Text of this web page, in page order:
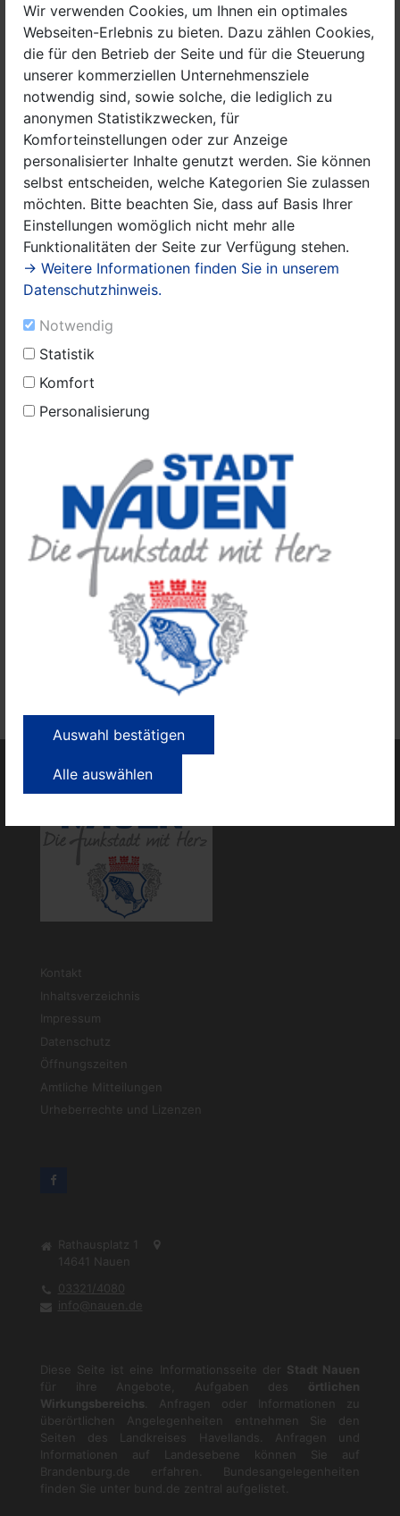
Wir verwenden Cookies, um Ihnen ein optimales
Webseiten-Erlebnis zu bieten. Dazu zählen Cookies,
die für den Betrieb der Seite und für die Steuerung
unserer kommerziellen Unternehmensziele
notwendig sind, sowie solche, die lediglich zu
anonymen Statistikzwecken, für
Komforteinstellungen oder zur Anzeige
personalisierter Inhalte genutzt werden. Sie können
selbst entscheiden, welche Kategorien Sie zulassen
möchten. Bitte beachten Sie, dass auf Basis Ihrer
Einstellungen womöglich nicht mehr alle
Funktionalitäten der Seite zur Verfügung stehen.
→ Weitere Informationen finden Sie in unserem
Datenschutzhinweis.
Notwendig
Statistik
Komfort
Personalisierung
Auswahl bestätigen
Alle auswählen
Offizielles Logo der Stadt Nauen (1)
Brandenburgischen Kommunalwahlgesetzes
(BbgKWahlG) wird für die Wahl der hauptamtlichen
Bürgermeisters der Stadt Nauen als Tag für die
Hauptwahl Sonntag, der 14. September 2025,
findet am Sonntag, den 28. September 2025, statt.
Die Wahlzeit am Tag der Hauptwahl und am Tag der
etwa notwendig werdenden Stichwahl dauert jeweils
von 8 bis 18 Uhr.
Gemäß § 64 Absatz 3 BbgKWahlG hat die Wahlleiterin
der Stadt Nauen spätestens am 92. Tag vor der
Hauptwahl den Tag der Hauptwahl und den Tag der
etwa erforderlichen Stichwahl sowie die Wahlzeit
öffentlich bekannt zu machen.
Kontakt
Inhaltsverzeichnis
Impressum
Datenschutz
Öffnungszeiten
Amtliche Mitteilungen
Urheberrechte und Lizenzen
Rathausplatz 1
14641
Nauen
03321/4080
info@nauen.de
Diese Seite ist eine Informationsseite der Stadt Nauen
für ihre Angebote, Aufgaben des örtlichen
Wirkungsbereichs . Anfragen oder Informationen zu
überörtlichen Angelegenheiten entnehmen Sie den
Seiten des Landkreises Havellands. Anfragen und
Informationen auf Landesebene können Sie auf
Brandenburg.de
erfahren. Bundesangelegenheiten
finden Sie unter
bund.de zentral aufgelistet.